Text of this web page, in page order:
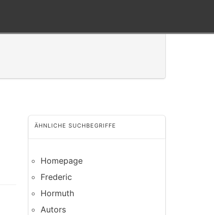
ÄHNLICHE SUCHBEGRIFFE
Homepage
Frederic
Hormuth
Autors